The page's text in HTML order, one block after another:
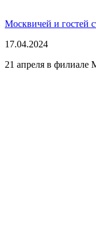
Москвичей и гостей
17.04.2024
21 апреля в